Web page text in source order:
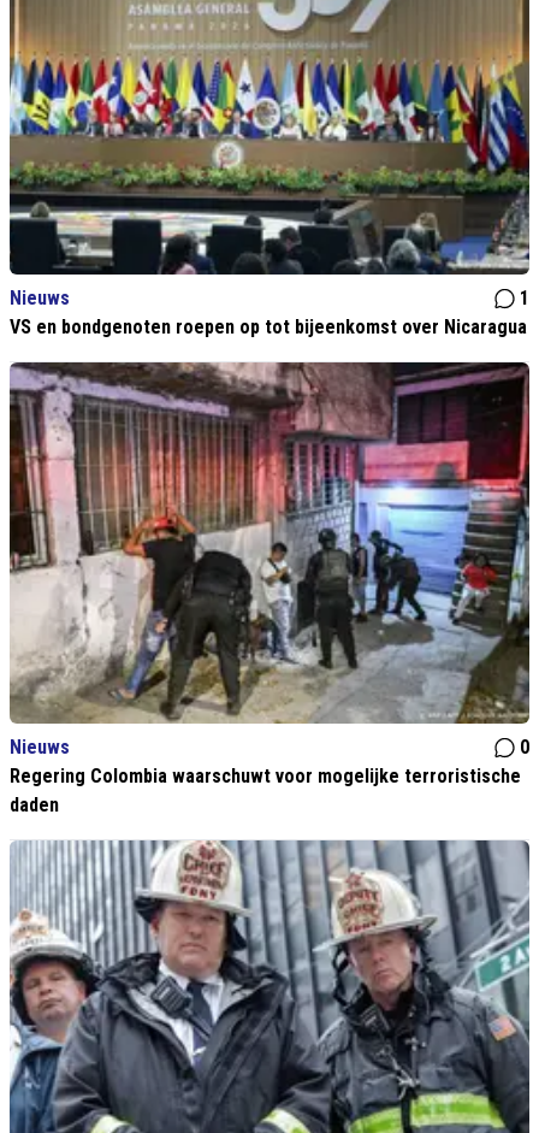
Nieuws
1
VS en bondgenoten roepen op tot bijeenkomst over Nicaragua
Nieuws
0
Regering Colombia waarschuwt voor mogelijke terroristische
daden